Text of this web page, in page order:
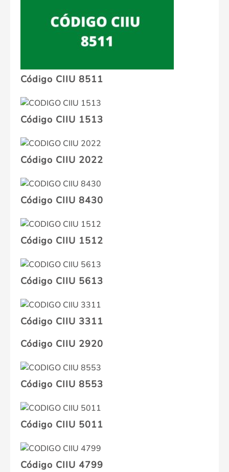
Código CIIU 8511
Código CIIU 1513
Código CIIU 2022
Código CIIU 8430
Código CIIU 1512
Código CIIU 5613
Código CIIU 3311
Código CIIU 2920
Código CIIU 8553
Código CIIU 5011
Código CIIU 4799